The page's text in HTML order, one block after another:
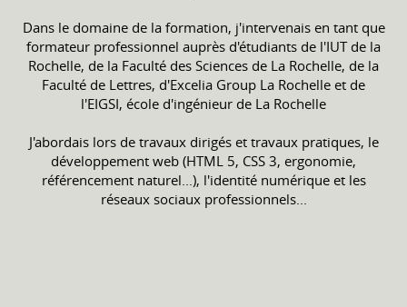
Dans le domaine de la formation, j'intervenais en tant que
formateur professionnel auprès d'étudiants de l'IUT de la
Rochelle, de la Faculté des Sciences de La Rochelle, de la
Faculté de Lettres, d'Excelia Group La Rochelle et de
l'EIGSI, école d'ingénieur de La Rochelle
J'abordais lors de travaux dirigés et travaux pratiques, le
développement web (HTML 5, CSS 3, ergonomie,
référencement naturel...), l'identité numérique et les
réseaux sociaux professionnels...